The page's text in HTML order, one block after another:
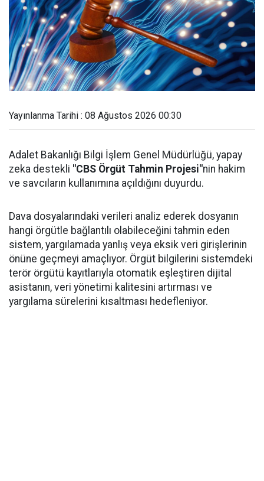
Yayınlanma Tarihi : 08 Ağustos 2026 00:30
Adalet Bakanlığı Bilgi İşlem Genel Müdürlüğü, yapay
zeka destekli "CBS Örgüt Tahmin Projesi"nin hakim
ve savcıların kullanımına açıldığını duyurdu.
Dava dosyalarındaki verileri analiz ederek dosyanın
hangi örgütle bağlantılı olabileceğini tahmin eden
sistem, yargılamada yanlış veya eksik veri girişlerinin
önüne geçmeyi amaçlıyor. Örgüt bilgilerini sistemdeki
terör örgütü kayıtlarıyla otomatik eşleştiren dijital
asistanın, veri yönetimi kalitesini artırması ve
yargılama sürelerini kısaltması hedefleniyor.